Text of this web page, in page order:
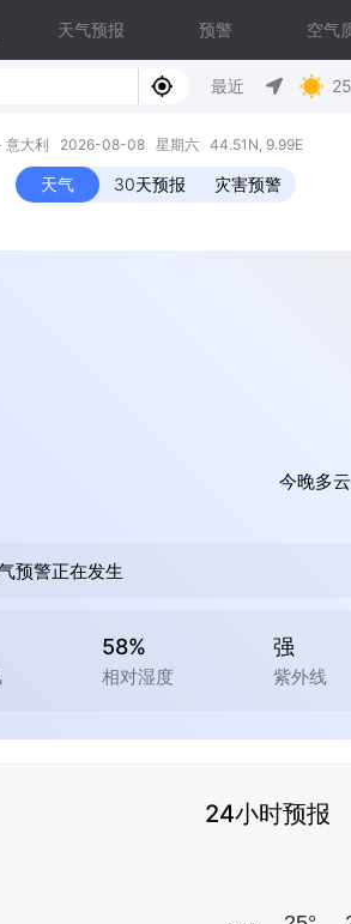
天气预报 预警 空气
最近
意大利 2026-08-08 星期六 44.51N, 9.99E
天气 30天预报 灾害预警
今晚多
预警正在发生
58%
相对湿度
强
紫外线
24小时预报